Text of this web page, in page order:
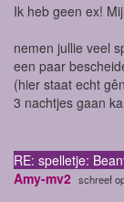
Ik heb geen ex!
nemen jullie veel
een paar
(hier staat echt
3 nachtjes gaan
RE: spelletje:
Amy-mv2 schreef